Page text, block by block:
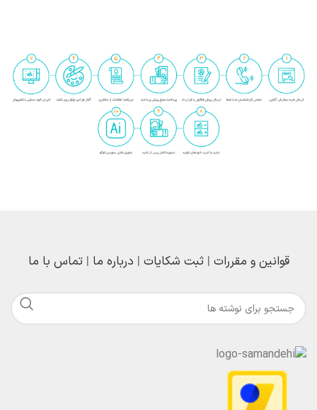
قوانین و مقررات |ثبت شکایات | درباره ما |تماس با ما